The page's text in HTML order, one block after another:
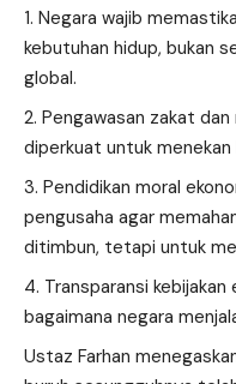
Negara wajib
kebutuhan hidup, bukan
global.
Pengawasan zakat
diperkuat untuk menekan
Pendidikan moral
pengusaha agar
ditimbun, tetapi untuk
Transparansi
bagaimana negara
Ustaz Farhan